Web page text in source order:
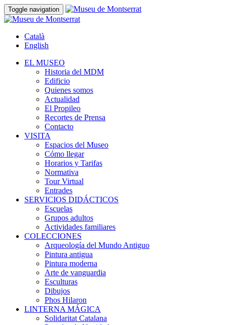
Toggle navigation
Català
English
EL MUSEO
Historia del MDM
Edificio
Quienes somos
Actualidad
El Propileo
Recortes de Prensa
Contacto
VISITA
Espacios del Museo
Cómo llegar
Horarios y Tarifas
Normativa
Tour Virtual
Entrades
SERVICIOS DIDÁCTICOS
Escuelas
Grupos adultos
Actividades familiares
COLECCIONES
Arqueología del Mundo Antiguo
Pintura antigua
Pintura moderna
Arte de vanguardia
Esculturas
Dibujos
Phos Hilaron
LINTERNA MÁGICA
Solidaritat Catalana